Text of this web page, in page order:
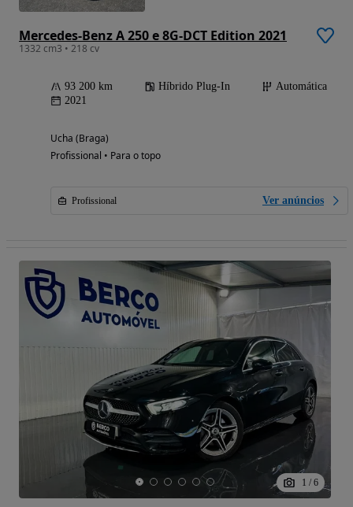
Mercedes-Benz A 250 e 8G-DCT Edition 2021
1332 cm3 • 218 cv
93 200 km Híbrido Plug-In
Automática
2021
Ucha (Braga)
Profissional • Para o topo
Profissional Ver anúncios
1 / 6